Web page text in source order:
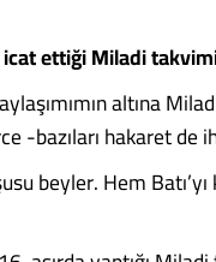
ettiği Miladi
altına
-bazıları hakaret
beyler. Hem